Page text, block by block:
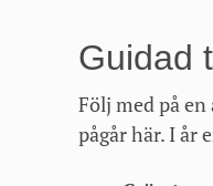
Guidad
Följ med på
pågår här. I år